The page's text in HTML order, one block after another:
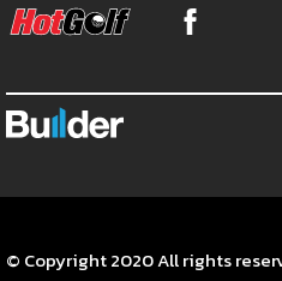
© Copyright 2020 All rights